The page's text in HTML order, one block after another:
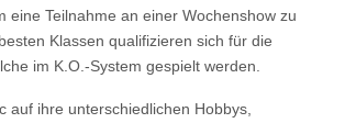
eine Teilnahme an einer Wochenshow zu
Klassen qualifizieren sich für die
im K.O.-System gespielt werden.
auf ihre unterschiedlichen Hobbys,